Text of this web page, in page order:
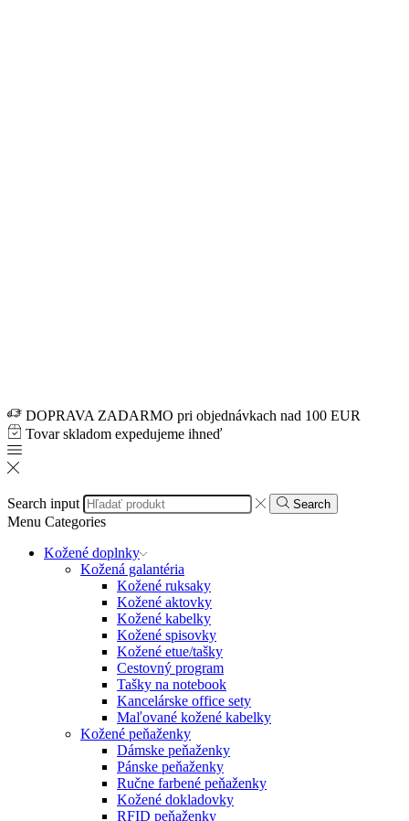
DOPRAVA ZADARMO pri objednávkach nad 100 EUR
Tovar skladom expedujeme ihneď
Search input Search
Menu Categories
Kožené doplnky
Kožená galantéria
Kožené ruksaky
Kožené aktovky
Kožené kabelky
Kožené spisovky
Kožené etue/tašky
Cestovný program
Tašky na notebook
Kancelárske office sety
Maľované kožené kabelky
Kožené peňaženky
Dámske peňaženky
Pánske peňaženky
Ručne farbené peňaženky
Kožené dokladovky
RFID peňaženky